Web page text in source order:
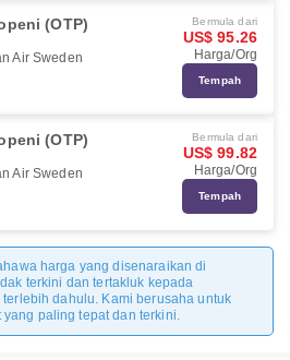
(OTP)
Air Sweden
Bermula dari
US$ 95.26
Harga/Org
Tempah
(OTP)
Air Sweden
Bermula dari
US$ 99.82
Harga/Org
Tempah
harga yang disenaraikan di
terkini dan tertakluk kepada
dahulu. Kami berusaha untuk
paling tepat dan terkini.